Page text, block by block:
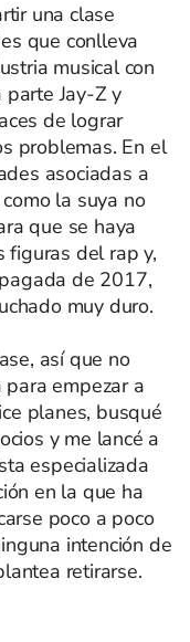
una clase
que conlleva
musical con
Jay-Z y
de lograr
problemas. En el
asociadas a
la suya no
que se haya
figuras del rap y,
de 2017,
muy duro.
así que no
empezar a
planes, busqué
y me lancé a
especializada
en la que ha
poco a poco
intención de
retirarse.